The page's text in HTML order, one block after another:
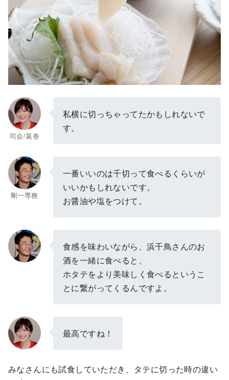
司会/葛巻
私横に切っちゃってたかもしれないで
す。
剛一専務
一番いいのは千切って食べるくらいが
いいかもしれないです。
お醤油や塩をつけて。
食感を味わいながら、浜千鳥さんのお
酒を一緒に食べると、
ホタテをより美味しく食べるというこ
とに繋がってくるんですよ。
最高ですね！
みなさんにも試食していただき、タテに切った時の違い